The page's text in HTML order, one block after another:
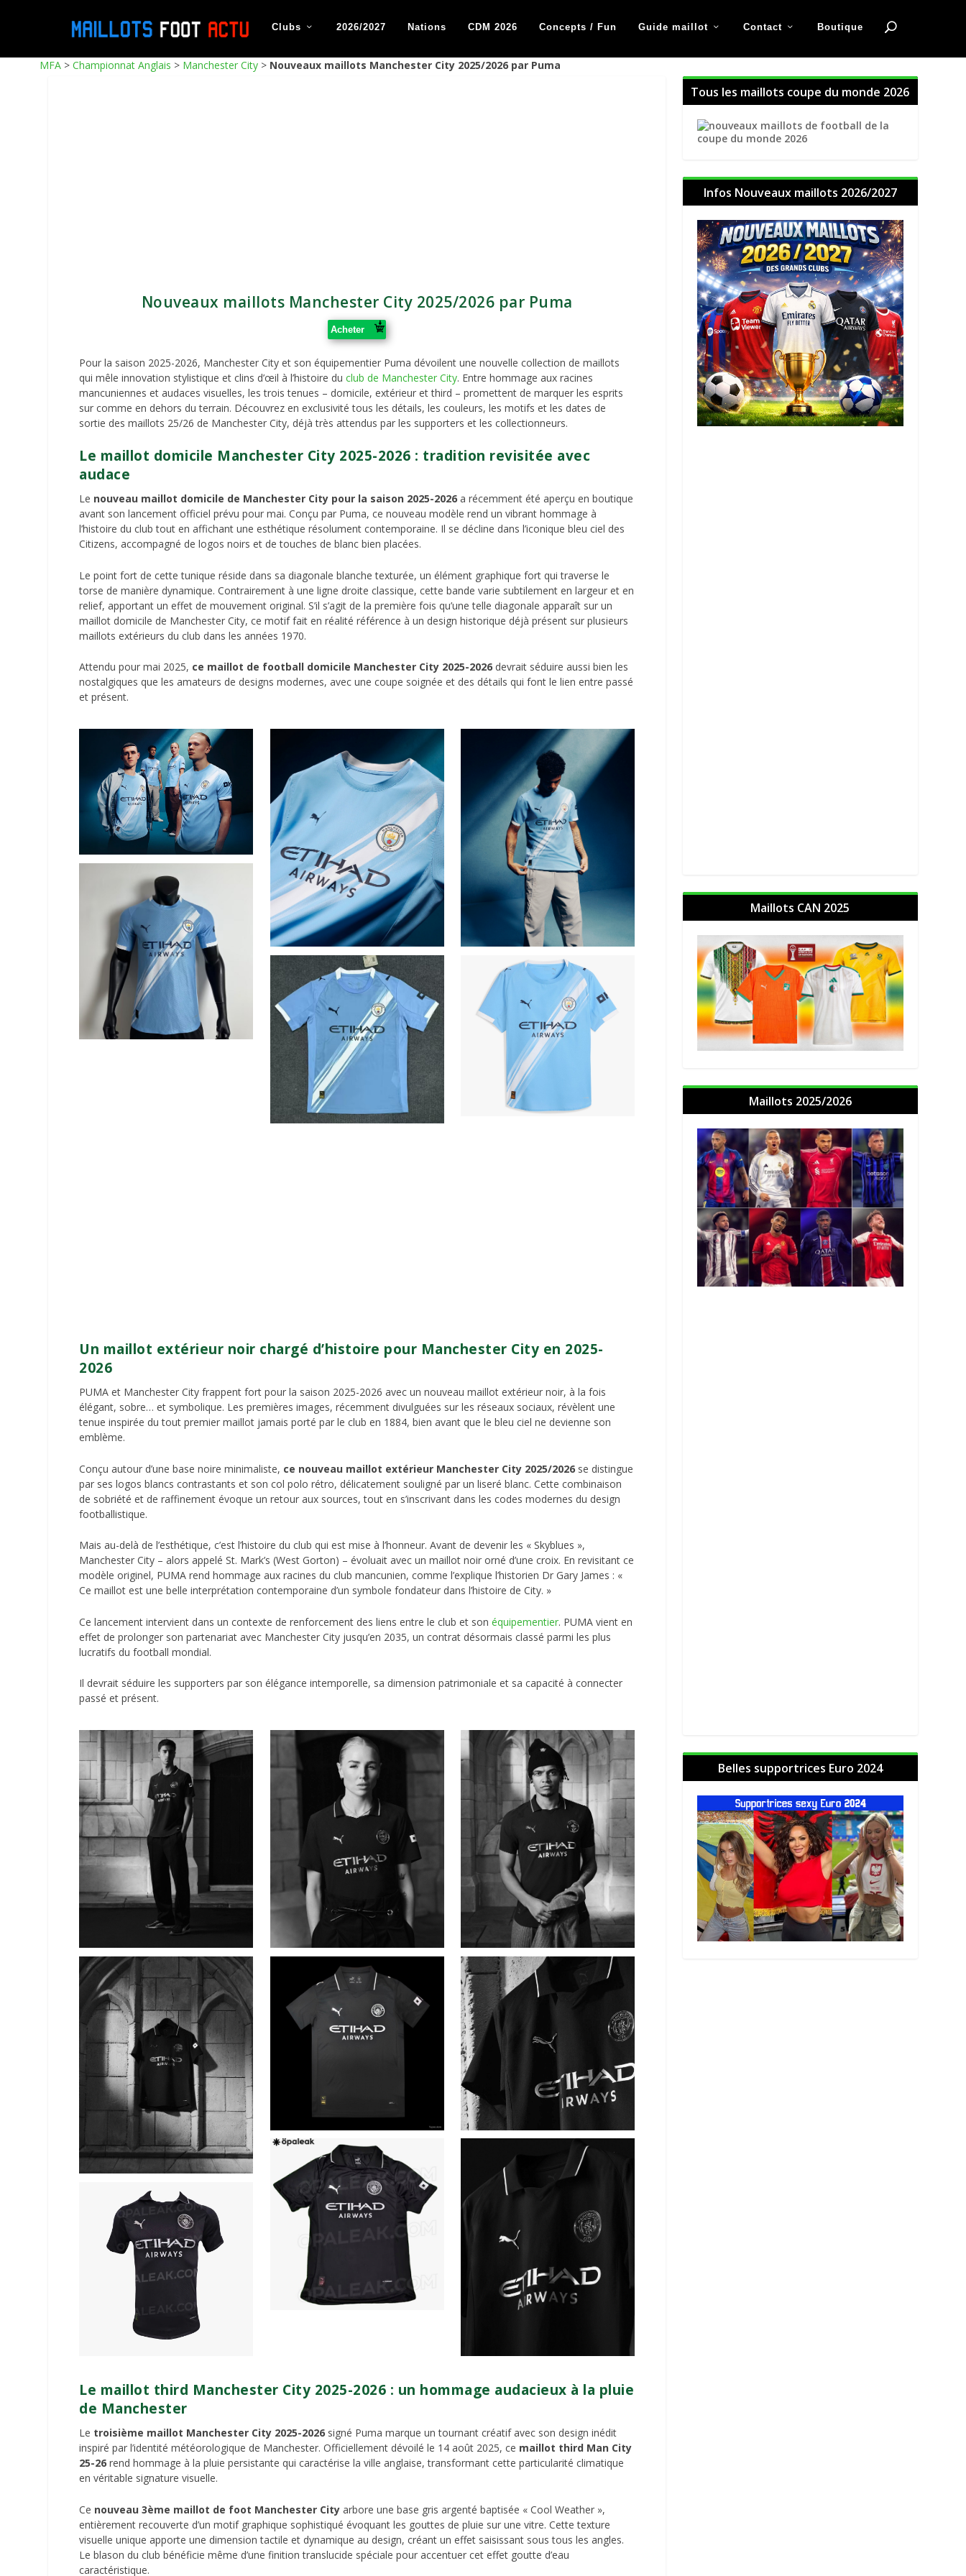
Clubs 2026/2027 Nations CDM 2026 Concepts / Fun Guide maillot Contact Boutique
MFA >Championnat Anglais > Manchester City > Nouveaux maillots Manchester City 2025/2026 par Puma
Nouveaux maillots Manchester City 2025/2026 par Puma
Acheter
Pour la saison 2025-2026, Manchester City et son équipementier Puma dévoilent une nouvelle collection de maillots
qui mêle innovation stylistique et clins d’œil à l’histoire duclub de Manchester City. Entre hommage aux racines
mancuniennes et audaces visuelles, les trois tenues – domicile, extérieur et third – promettent de marquer les esprits
sur comme en dehors du terrain. Découvrez en exclusivité tous les détails, les couleurs, les motifs et les dates de
sortie des maillots 25/26 de Manchester City, déjà très attendus par les supporters et les collectionneurs.
Le maillot domicile Manchester City 2025-2026 : tradition revisitée avec
audace
Le nouveau maillot domicile de Manchester City pour la saison 2025-2026 a récemment été aperçu en boutique
avant son lancement officiel prévu pour mai. Conçu par Puma, ce nouveau modèle rend un vibrant hommage à
l’histoire du club tout en affichant une esthétique résolument contemporaine. Il se décline dans l’iconique bleu ciel des
Citizens, accompagné de logos noirs et de touches de blanc bien placées.
Le point fort de cette tunique réside dans sa diagonale blanche texturée, un élément graphique fort qui traverse le
torse de manière dynamique. Contrairement à une ligne droite classique, cette bande varie subtilement en largeur et en
relief, apportant un effet de mouvement original. S’il s’agit de la première fois qu’une telle diagonale apparaît sur un
maillot domicile de Manchester City, ce motif fait en réalité référence à un design historique déjà présent sur plusieurs
maillots extérieurs du club dans les années 1970.
Attendu pour mai 2025, ce maillot de football domicile Manchester City 2025-2026 devrait séduire aussi bien les
nostalgiques que les amateurs de designs modernes, avec une coupe soignée et des détails qui font le lien entre passé
et présent.
Un maillot extérieur noir chargé d’histoire pour Manchester City en 2025-
2026
PUMA et Manchester City frappent fort pour la saison 2025-2026 avec un nouveau maillot extérieur noir, à la fois
élégant, sobre… et symbolique. Les premières images, récemment divulguées sur les réseaux sociaux, révèlent une
tenue inspirée du tout premier maillot jamais porté par le club en 1884, bien avant que le bleu ciel ne devienne son
emblème.
Conçu autour d’une base noire minimaliste, ce nouveau maillot extérieur Manchester City 2025/2026 se distingue
par ses logos blancs contrastants et son col polo rétro, délicatement souligné par un liseré blanc. Cette combinaison
de sobriété et de raffinement évoque un retour aux sources, tout en s’inscrivant dans les codes modernes du design
footballistique.
Mais au-delà de l’esthétique, c’est l’histoire du club qui est mise à l’honneur. Avant de devenir les « Skyblues »,
Manchester City – alors appelé St. Mark’s (West Gorton) – évoluait avec un maillot noir orné d’une croix. En revisitant ce
modèle originel, PUMA rend hommage aux racines du club mancunien, comme l’explique l’historien Dr Gary James : «
Ce maillot est une belle interprétation contemporaine d’un symbole fondateur dans l’histoire de City. »
Ce lancement intervient dans un contexte de renforcement des liens entre le club et sonéquipementier. PUMA vient en
effet de prolonger son partenariat avec Manchester City jusqu’en 2035, un contrat désormais classé parmi les plus
lucratifs du football mondial.
Il devrait séduire les supporters par son élégance intemporelle, sa dimension patrimoniale et sa capacité à connecter
passé et présent.
Le maillot third Manchester City 2025-2026 : un hommage audacieux à la pluie
de Manchester
Le troisième maillot Manchester City 2025-2026 signé Puma marque un tournant créatif avec son design inédit
inspiré par l’identité météorologique de Manchester. Officiellement dévoilé le 14 août 2025, ce maillot third Man City
25-26 rend hommage à la pluie persistante qui caractérise la ville anglaise, transformant cette particularité climatique
en véritable signature visuelle.
Ce nouveau 3ème maillot de foot Manchester City arbore une base gris argenté baptisée « Cool Weather »,
entièrement recouverte d’un motif graphique sophistiqué évoquant les gouttes de pluie sur une vitre. Cette texture
visuelle unique apporte une dimension tactile et dynamique au design, créant un effet saisissant sous tous les angles.
Le blason du club bénéficie même d’une finition translucide spéciale pour accentuer cet effet goutte d’eau
caractéristique.
Tous les maillots coupe du monde 2026
Infos Nouveaux maillots 2026/2027
Maillots CAN 2025
Maillots 2025/2026
Belles supportrices Euro 2024